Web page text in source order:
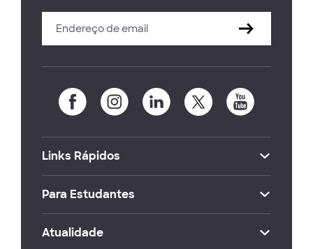
Links Rápidos
Para Estudantes
Atualidade